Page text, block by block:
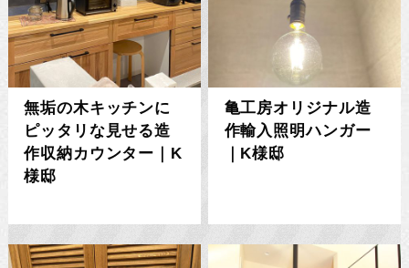
無垢の木キッチンに
ピッタリな見せる造
作収納カウンター｜K
様邸
亀工房オリジナル造
作輸入照明ハンガー
｜K様邸